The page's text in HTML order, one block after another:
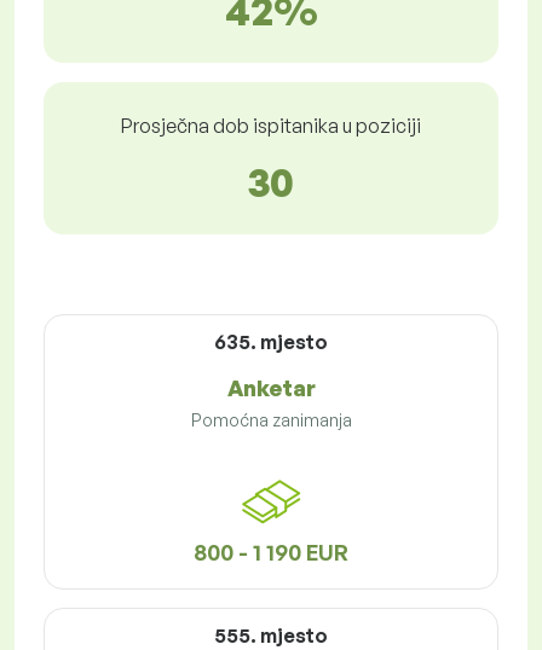
42%
Prosječna dob ispitanika u poziciji
30
635. mjesto
Anketar
Pomoćna zanimanja
800 - 1 190 EUR
555. mjesto